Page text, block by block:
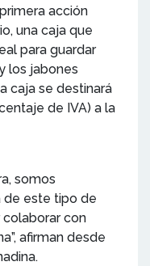
acción
una caja que
para guardar
los jabones
caja se destinará
de IVA) a la
somos
de este tipo de
colaborar con
afirman desde